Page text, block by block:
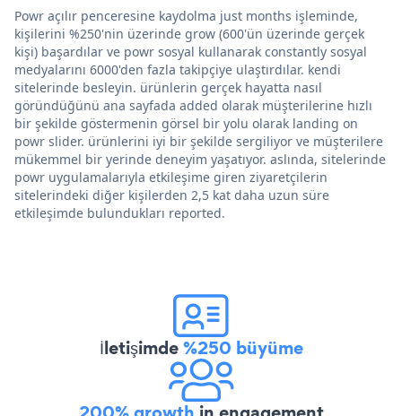
Powr açılır penceresine kaydolma just months işleminde,
kişilerini %250'nin üzerinde grow (600'ün üzerinde gerçek
kişi) başardılar ve powr sosyal kullanarak constantly sosyal
medyalarını 6000'den fazla takipçiye ulaştırdılar. kendi
sitelerinde besleyin. ürünlerin gerçek hayatta nasıl
göründüğünü ana sayfada added olarak müşterilerine hızlı
bir şekilde göstermenin görsel bir yolu olarak landing on
powr slider. ürünlerini iyi bir şekilde sergiliyor ve müşterilere
mükemmel bir yerinde deneyim yaşatıyor. aslında, sitelerinde
powr uygulamalarıyla etkileşime giren ziyaretçilerin
sitelerindeki diğer kişilerden 2,5 kat daha uzun süre
etkileşimde bulundukları reported.
İletişimde%250 büyüme